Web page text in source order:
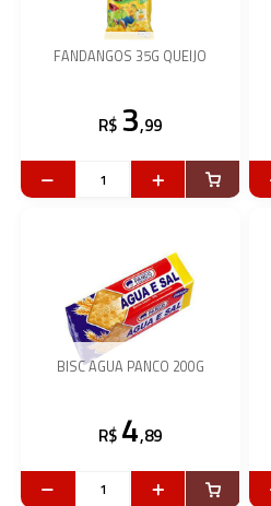
FANDANGOS 35G QUEIJO
R$ 3,99
BISC AGUA PANCO 200G
R$ 4,89